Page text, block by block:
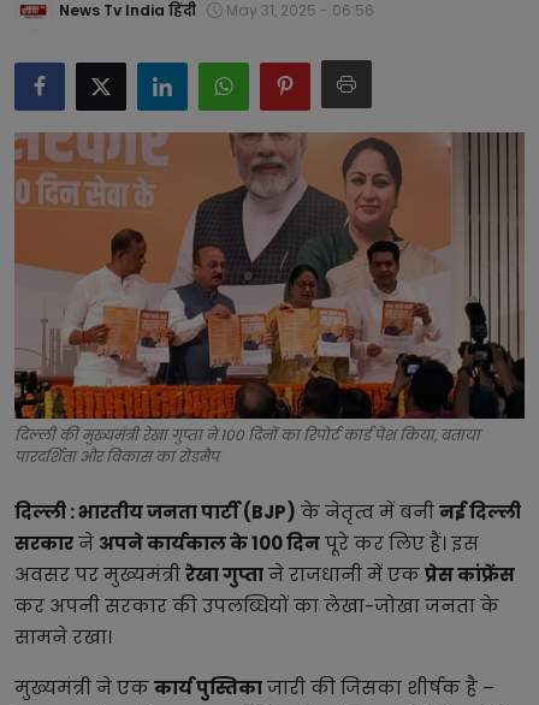
लाइफस्टाइल
बिजनेस
News Tv India हिंदी May 31, 2025 - 06:56
दिल्ली की मुख्यमंत्री रेखा गुप्ता ने 100 दिनों का रिपोर्ट कार्ड पेश किया, बताया
पारदर्शिता और विकास का रोडमैप
दिल्ली :भारतीय जनता पार्टी (BJP) के नेतृत्व में बनीनई दिल्ली
सरकारने अपने कार्यकाल के 100 दिनपूरे कर लिए हैं। इस
अवसर पर मुख्यमंत्रीरेखा गुप्ताने राजधानी में एकप्रेस कांफ्रेंस
कर अपनी सरकार की उपलब्धियों का लेखा-जोखा जनता के
सामने रखा।
मुख्यमंत्री ने एककार्य पुस्तिकाजारी की जिसका शीर्षक है –